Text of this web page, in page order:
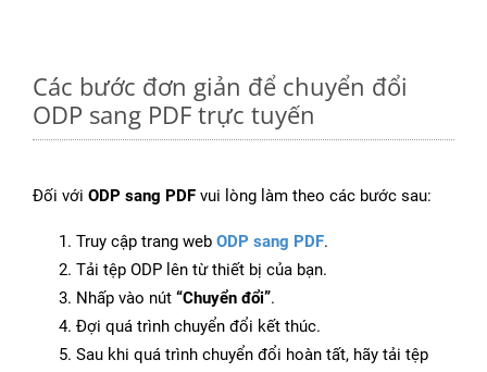
Các bước đơn giản để chuyển đổi
ODP sang PDF trực tuyến
Đối với ODP sang PDF vui lòng làm theo các bước sau:
Truy cập trang web ODP sang PDF.
Tải tệp ODP lên từ thiết bị của bạn.
Nhấp vào nút “Chuyển đổi”.
Đợi quá trình chuyển đổi kết thúc.
Sau khi quá trình chuyển đổi hoàn tất, hãy tải tệp